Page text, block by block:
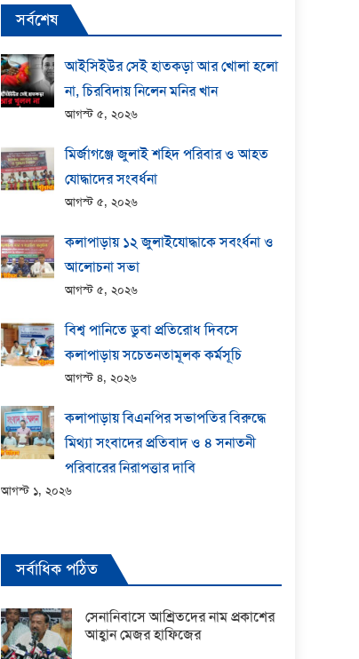
সর্বশেষ
আইসিইউর সেই হাতকড়া আর খোলা হলো
না, চিরবিদায় নিলেন মনির খান
আগস্ট ৫, ২০২৬
মির্জাগঞ্জে জুলাই শহিদ পরিবার ও আহত
যোদ্ধাদের সংবর্ধনা
আগস্ট ৫, ২০২৬
কলাপাড়ায় ১২ জুলাইযোদ্ধাকে সবংর্ধনা ও
আলোচনা সভা
আগস্ট ৫, ২০২৬
বিশ্ব পানিতে ডুবা প্রতিরোধ দিবসে
কলাপাড়ায় সচেতনতামূলক কর্মসূচি
আগস্ট ৪, ২০২৬
কলাপাড়ায় বিএনপির সভাপতির বিরুদ্ধে
মিথ্যা সংবাদের প্রতিবাদ ও ৪ সনাতনী
পরিবারের নিরাপত্তার দাবি
আগস্ট ১, ২০২৬
সর্বাধিক পঠিত
সেনানিবাসে আশ্রিতদের নাম প্রকাশের
আহ্বান মেজর হাফিজের